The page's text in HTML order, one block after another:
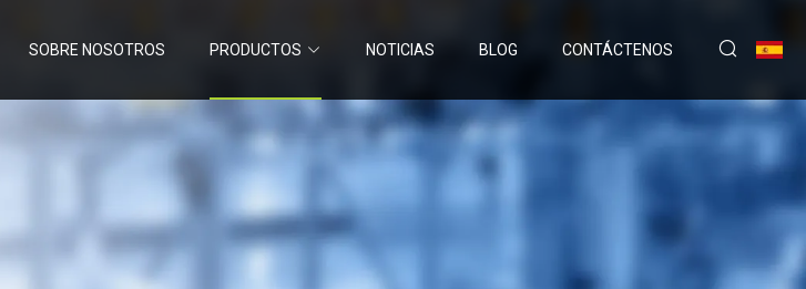
SOBRE NOSOTROS PRODUCTOS NOTICIAS BLOG CONTÁCTENOS